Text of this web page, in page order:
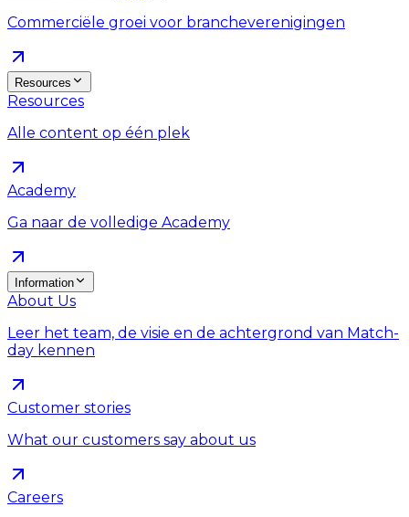
Commerciële groei voor brancheverenigingen
Resources
Resources
Alle content op één plek
Academy
Ga naar de volledige Academy
Information
About Us
Leer het team, de visie en de achtergrond van Match-
day kennen
Customer stories
What our customers say about us
Careers